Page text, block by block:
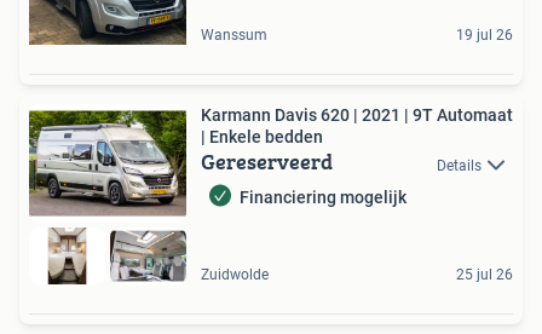
Wanssum 19 jul 26
Karmann Davis 620 | 2021 | 9T Automaat
| Enkele bedden
Gereserveerd Details
Financiering mogelijk
Zuidwolde 25 jul 26